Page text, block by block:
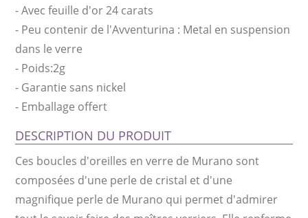
-Avec feuille d'or 24 carats
- Peu contenir de l'Avventurina : Metal en suspension
dans le verre
- Poids:2g
- Garantie sans nickel
- Emballage offert
DESCRIPTION DU PRODUIT
Ces boucles d'oreilles en verre de Murano sont
composées d'une perle de cristal et d'une
magnifique perle de Murano qui permet d'admirer